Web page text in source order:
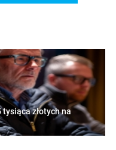
złotych na